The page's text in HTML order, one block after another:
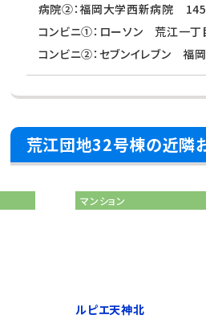
病院②：福岡大学西新病院
コンビニ①：ローソン 荒江一
コンビニ②：セブンイレブン
荒江団地32号棟の近隣
マンション
ルピエ天神北